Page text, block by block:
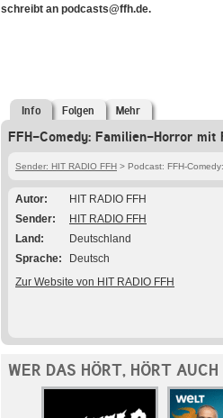
schreibt an podcasts@ffh.de.
Info Folgen Mehr
FFH-Comedy: Familien-Horror mit
Sender: HIT RADIO FFH > Podcast: FFH-
Autor
HIT RADIO FFH
Sender
HIT RADIO FFH
Land
Deutschland
Sprache
Deutsch
Zur Website von HIT RADIO FFH
WER DAS HÖRT, HÖRT AUCH